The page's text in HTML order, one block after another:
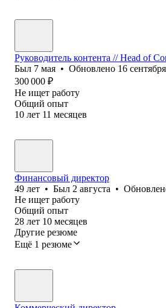
Руководитель контента // Head of
Был 7 мая • Обновлено 16
300 000 ₽
Не ищет работу
Общий опыт
10 лет 11 месяцев
Финансовый директор
49 лет • Был 2 августа •
Не ищет работу
Общий опыт
28 лет 10 месяцев
Другие резюме
Ещё 1 резюме